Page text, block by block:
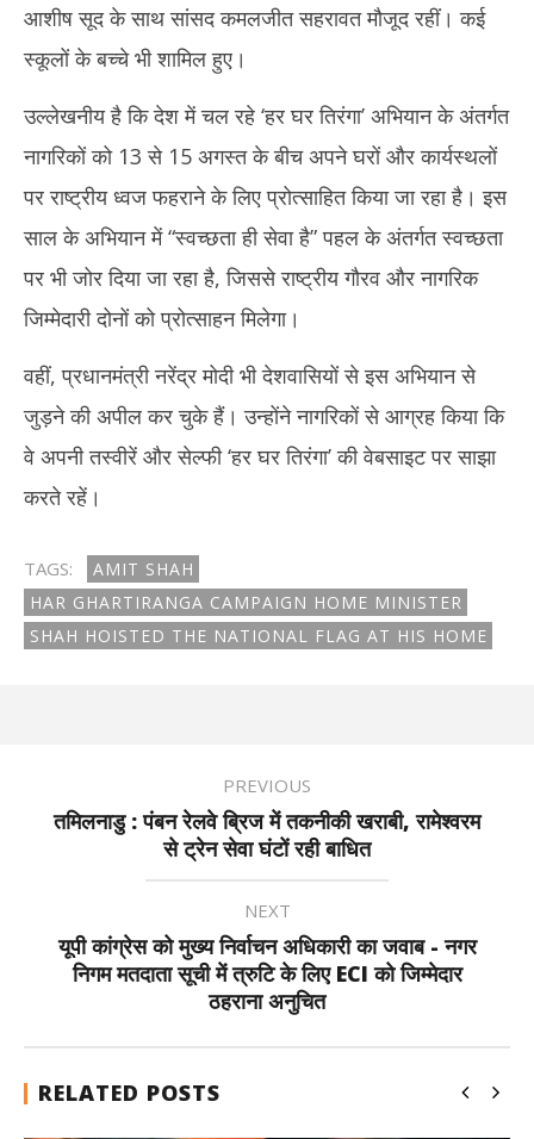
आशीष सूद के साथ सांसद कमलजीत सहरावत मौजूद रहीं। कई
स्कूलों के बच्चे भी शामिल हुए।
उल्लेखनीय है कि देश में चल रहे ‘हर घर तिरंगा’ अभियान के अंतर्गत
नागरिकों को 13 से 15 अगस्त के बीच अपने घरों और कार्यस्थलों
पर राष्ट्रीय ध्वज फहराने के लिए प्रोत्साहित किया जा रहा है। इस
साल के अभियान में “स्वच्छता ही सेवा है” पहल के अंतर्गत स्वच्छता
पर भी जोर दिया जा रहा है, जिससे राष्ट्रीय गौरव और नागरिक
जिम्मेदारी दोनों को प्रोत्साहन मिलेगा।
वहीं, प्रधानमंत्री नरेंद्र मोदी भी देशवासियों से इस अभियान से
जुड़ने की अपील कर चुके हैं। उन्होंने नागरिकों से आग्रह किया कि
वे अपनी तस्वीरें और सेल्फी ‘हर घर तिरंगा’ की वेबसाइट पर साझा
करते रहें।
TAGS:
AMIT SHAH
HAR GHARTIRANGA CAMPAIGN HOME MINISTER
SHAH HOISTED THE NATIONAL FLAG AT HIS HOME
PREVIOUS
तमिलनाडु : पंबन रेलवे ब्रिज में तकनीकी खराबी, रामेश्वरम
से ट्रेन सेवा घंटों रही बाधित
NEXT
यूपी कांग्रेस को मुख्य निर्वाचन अधिकारी का जवाब - नगर
निगम मतदाता सूची में त्रुटि के लिए ECI को जिम्मेदार
ठहराना अनुचित
RELATED POSTS